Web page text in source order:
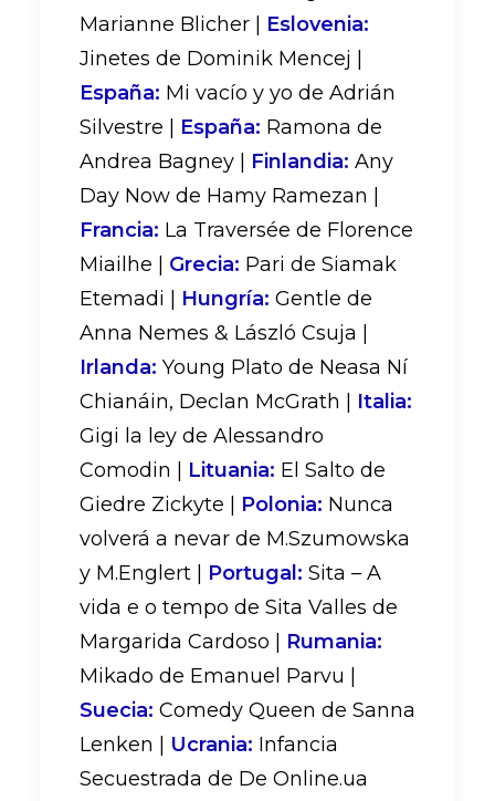
Marianne Blicher | Eslovenia:
Jinetes de Dominik Mencej |
España: Mi vacío y yo de Adrián
Silvestre | España: Ramona de
Andrea Bagney | Finlandia: Any
Day Now de Hamy Ramezan |
Francia: La Traversée de Florence
Miailhe |
Grecia: Pari de Siamak
Etemadi | Hungría: Gentle de
Anna Nemes & László Csuja |
Irlanda: Young Plato de Neasa Ní
Chianáin, Declan McGrath |
Italia:
Gigi la ley de Alessandro
Comodin |
Lituania: El Salto de
Giedre Zickyte | Polonia: Nunca
volverá a nevar de M.Szumowska
y M.Englert |
Portugal: Sita – A
vida e o tempo de Sita Valles de
Margarida Cardoso |
Rumania:
Mikado de Emanuel Parvu |
Suecia: Comedy Queen de Sanna
Lenken | Ucrania: Infancia
Secuestrada de De Online.ua